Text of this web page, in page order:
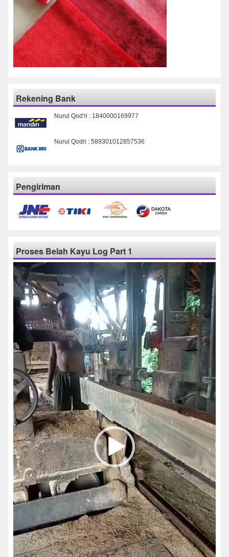
Rekening Bank
Nurul Qod'ri : 1840000169977
Nurul Qodri : 589301012857536
Pengiriman
Proses Belah Kayu Log Part 1
Pemutar
Video